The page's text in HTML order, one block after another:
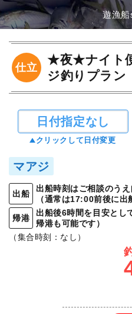
遊漁
仕立
★夜★ナイト
ジ釣りプラン
日付指定なし
クリックして日付変更
マアジ
出船
出船時刻はご相談のう
（通常は17:00前後に出
帰港
出船後6時間を目安とし
帰港も可能です）
（集合時刻：なし）